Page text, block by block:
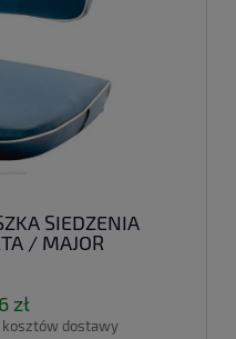
SIEDZENIA
/ MAJOR
zł
kosztów dostawy